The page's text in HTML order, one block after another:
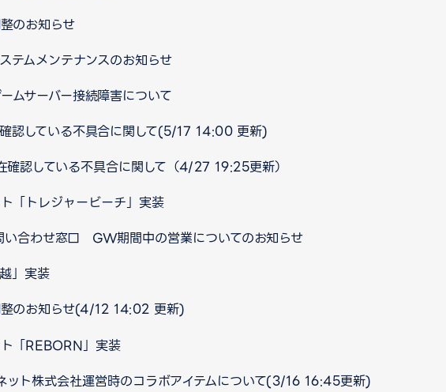
のお知らせ
ムメンテナンスのお知らせ
ムサーバー接続障害について
認している不具合に関して(5/17 14:00 更新)
認している不具合に関して（4/27 19:25更新）
「トレジャービーチ」実装
合わせ窓口 GW期間中の営業についてのお知らせ
」実装
のお知らせ(4/12 14:02 更新)
「REBORN」実装
ット株式会社運営時のコラボアイテムについて(3/16 16:45更新)